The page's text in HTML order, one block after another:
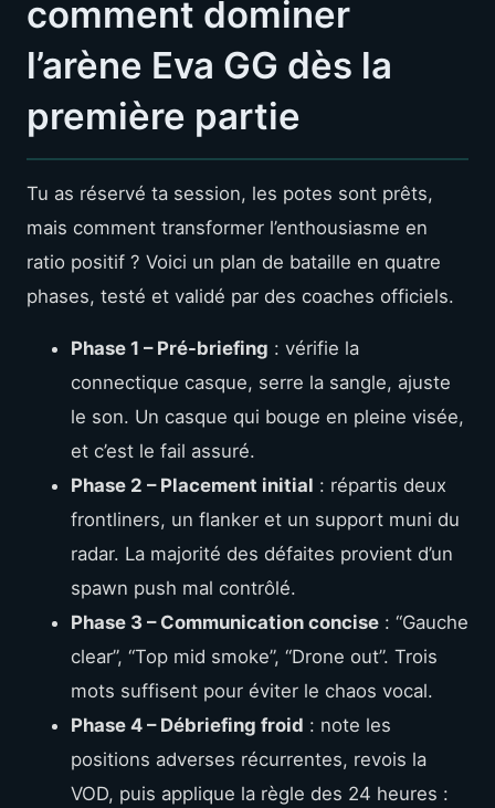
comment dominer
l’arène Eva GG dès la
première partie
Tu as réservé ta session, les potes sont prêts,
mais comment transformer l’enthousiasme en
ratio positif ? Voici un plan de bataille en quatre
phases, testé et validé par des coaches officiels.
Phase 1 – Pré-briefing : vérifie la
connectique casque, serre la sangle, ajuste
le son. Un casque qui bouge en pleine visée,
et c’est le fail assuré.
Phase 2 – Placement initial : répartis deux
frontliners, un flanker et un support muni du
radar. La majorité des défaites provient d’un
spawn push mal contrôlé.
Phase 3 – Communication concise : “Gauche
clear”, “Top mid smoke”, “Drone out”. Trois
mots suffisent pour éviter le chaos vocal.
Phase 4 – Débriefing froid : note les
positions adverses récurrentes, revois la
VOD, puis applique la règle des 24 heures :